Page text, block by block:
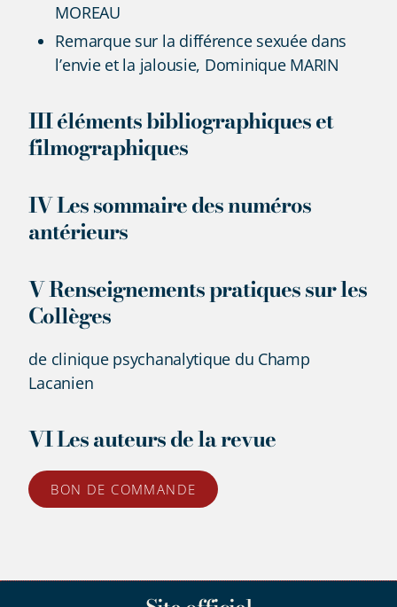
MOREAU
Remarque sur la différence sexuée dans
l’envie et la jalousie, Dominique MARIN
III éléments bibliographiques et
filmographiques
IV Les sommaire des numéros
antérieurs
V Renseignements pratiques sur les
Collèges
de clinique psychanalytique du Champ
Lacanien
VI Les auteurs de la revue
BON DE COMMANDE